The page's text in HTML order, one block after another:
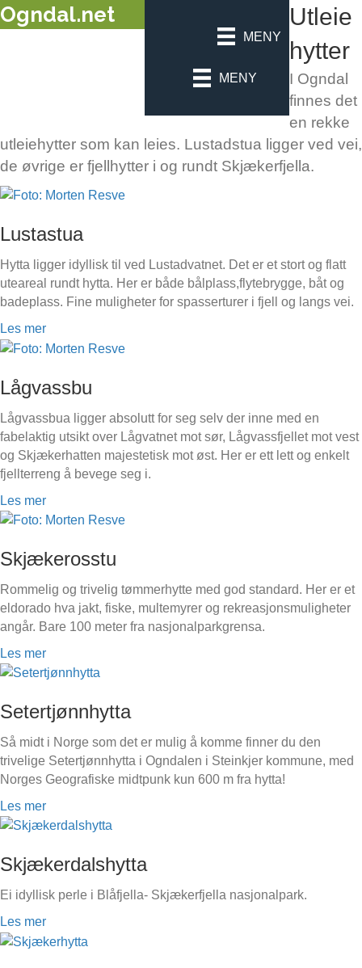
Ogndal.net
MENY
MENY
Utleie
hytter
I Ogndal
finnes det
en rekke
utleiehytter som kan leies. Lustadstua ligger ved vei,
de øvrige er fjellhytter i og rundt Skjækerfjella.
Lustastua
Hytta ligger idyllisk til ved Lustadvatnet. Det er et stort og flatt
uteareal rundt hytta. Her er både bålplass,flytebrygge, båt og
badeplass. Fine muligheter for spasserturer i fjell og langs vei.
Les mer
Lågvassbu
Lågvassbua ligger absolutt for seg selv der inne med en
fabelaktig utsikt over Lågvatnet mot sør, Lågvassfjellet mot vest
og Skjækerhatten majestetisk mot øst. Her er ett lett og enkelt
fjellterreng å bevege seg i.
Les mer
Skjækerosstu
Rommelig og trivelig tømmerhytte med god standard. Her er et
eldorado hva jakt, fiske, multemyrer og rekreasjonsmuligheter
angår. Bare 100 meter fra nasjonalparkgrensa.
Les mer
Setertjønnhytta
Så midt i Norge som det er mulig å komme finner du den
trivelige Setertjønnhytta i Ogndalen i Steinkjer kommune, med
Norges Geografiske midtpunk kun 600 m fra hytta!
Les mer
Skjækerdalshytta
Ei idyllisk perle i Blåfjella- Skjækerfjella nasjonalpark.
Les mer